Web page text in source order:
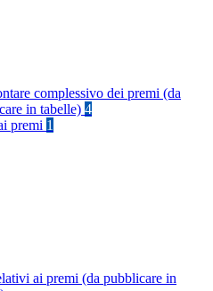
complessivo dei premi (da
in tabelle) 4
premi 1
ai premi (da pubblicare in